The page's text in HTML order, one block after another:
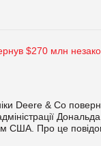
$270 млн
Deere & Co
США. Про це